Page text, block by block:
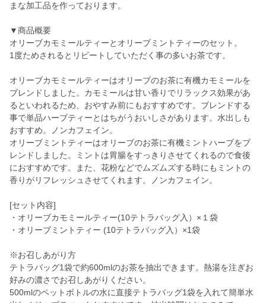
まな加工品を作っております。
▼商品概要
オリーブカモミールティーとオリーブミントティーのセット。
1度ためされるとリピートしていただく事の多いお茶です。
オリーブカモミールティーはオリーブのお茶に有機カモミールを
ブレンドしました。カモミールは甘い香りでリラックス効果があ
るといわれるため、おやすみ前にもおすすめです。ブレンドする
事で単品ハーブティーとはちがうおいしさがあります。水出しも
おすすめ。ノンカフェイン。
オリーブミントティーはオリーブのお茶に有機ミントハーブをブ
レンドしました。ミントは胃腸をすっきりさせてくれるので食後
におすすめです。また、花粉などでムズムズする時にもミントの
香りがリフレッシュさせてくれます。ノンカフェイン。
[セット内容]
・オリーブカモミールティー(10テトラバッグ入）×１袋
・オリーブミントティー (10テトラバッグ入）×1袋
※お召しあがり方
テトラバッグ1袋で約600mlのお茶を抽出できます。熱湯を注ぎお
好みの濃さでお召しあがりください。
500mlのペットボトルの水に直接テトラバッグ1袋を入れて簡単水